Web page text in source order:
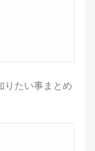
りたい事まとめ